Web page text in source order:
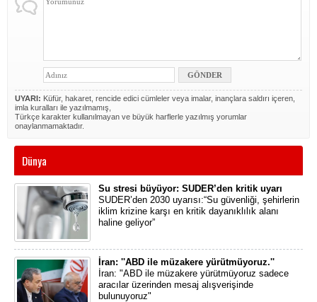
UYARI: Küfür, hakaret, rencide edici cümleler veya imalar, inançlara saldırı içeren,
imla kuralları ile yazılmamış,
Türkçe karakter kullanılmayan ve büyük harflerle yazılmış yorumlar
onaylanmamaktadır.
Dünya
Su stresi büyüyor: SUDER’den kritik uyarı
SUDER’den 2030 uyarısı:“Su güvenliği, şehirlerin
iklim krizine karşı en kritik dayanıklılık alanı
haline geliyor”
İran: ''ABD ile müzakere yürütmüyoruz.''
İran: "ABD ile müzakere yürütmüyoruz sadece
aracılar üzerinden mesaj alışverişinde
bulunuyoruz"